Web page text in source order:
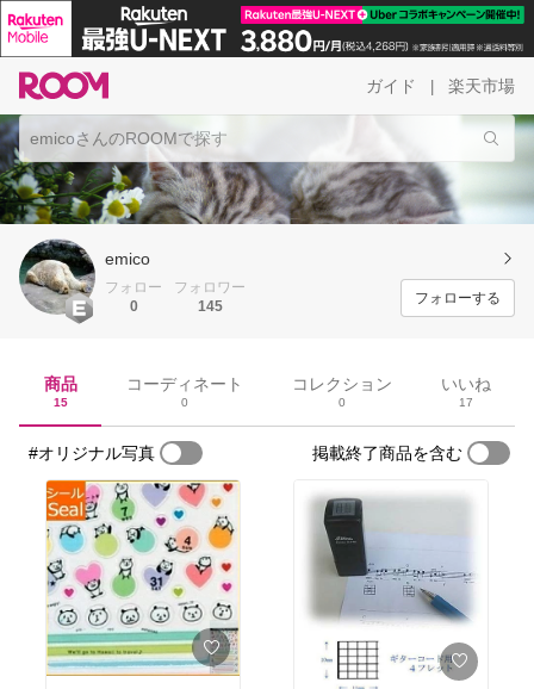
ガイド 楽天市場
emico
フォロー
0
フォロワー
145
フォローする
商品
15
コーディネート
0
コレクション
0
いいね
17
#オリジナル写真 掲載終了商品を含む